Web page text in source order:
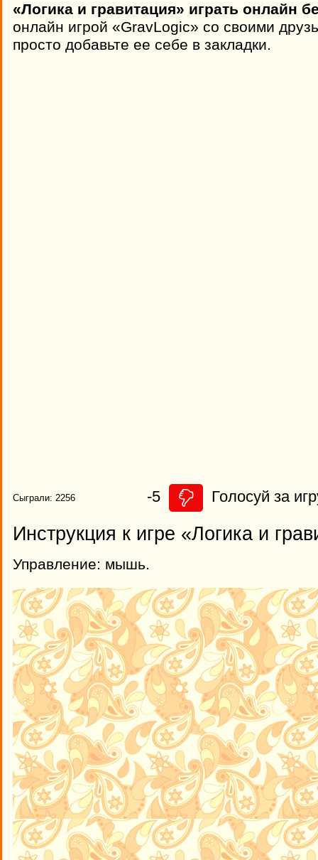
«Логика и гравитация» играть онлайн
онлайн игрой «GravLogic» со своими
просто добавьте ее себе в закладки.
Сыграли: 2256 -5 Голосуй за
Инструкция к игре «Логика и
Управление: мышь.